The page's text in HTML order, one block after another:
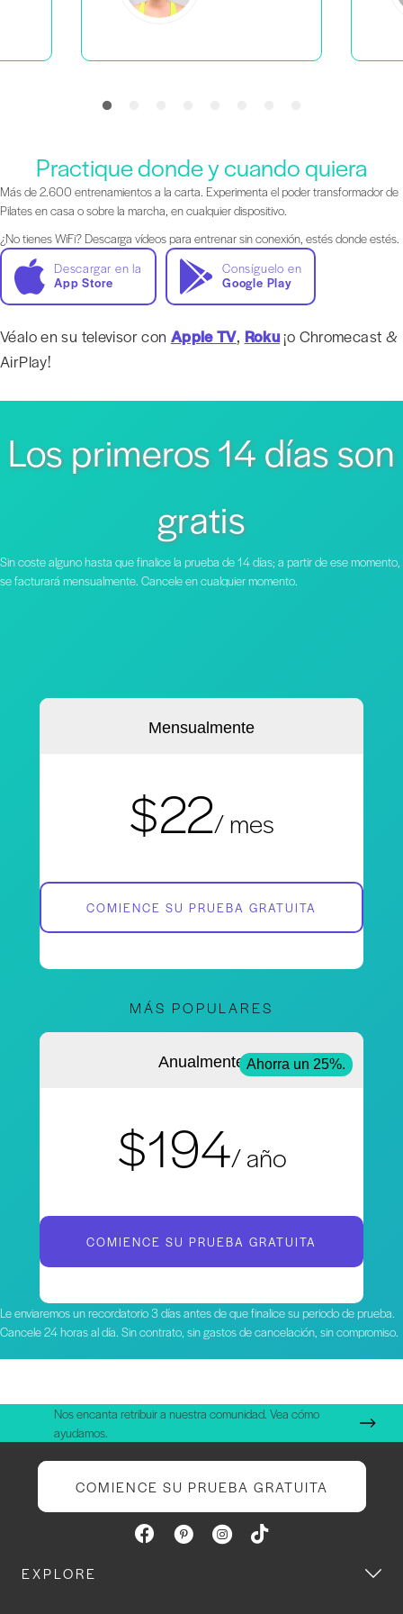
Practique donde y cuando quiera
Más de 2.600 entrenamientos a la carta. Experimenta el poder transformador de
Pilates en casa o sobre la marcha, en cualquier dispositivo.
¿No tienes WiFi? Descarga vídeos para entrenar sin conexión, estés donde estés.
Descargar en la
App Store
Consíguelo en
Google Play
Véalo en su televisor con Apple TV, Roku¡o Chromecast &
AirPlay!
Los primeros 14 días son
gratis
Sin coste alguno hasta que finalice la prueba de 14 días; a partir de ese momento,
se facturará mensualmente. Cancele en cualquier momento.
Mensualmente
$22/ mes
COMIENCE SU PRUEBA GRATUITA
MÁS POPULARES
AnualmenteAhorra un 25%.
$194/ año
COMIENCE SU PRUEBA GRATUITA
Le enviaremos un recordatorio 3 días antes de que finalice su periodo de prueba.
Cancele 24 horas al día. Sin contrato, sin gastos de cancelación, sin compromiso.
Nos encanta retribuir a nuestra comunidad. Vea cómo
ayudamos.
COMIENCE SU PRUEBA GRATUITA
EXPLORE